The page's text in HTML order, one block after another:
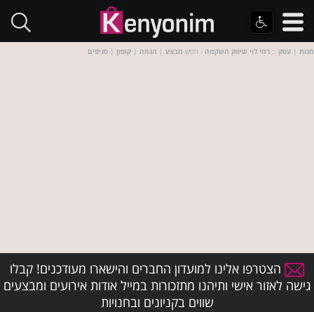
חנות | עסק :: רמי לוי שיווק השקמה - חפש מבצע | הנחה | קופון | סניפים
הצטרפו אלינו למועדון החברים והישארו מעודכנים! קבלו
גישה לאזור אישי ותיהנו מתזכורות במייל אודות אירועים ומבצעים
שווים בקניונים ובחנויות